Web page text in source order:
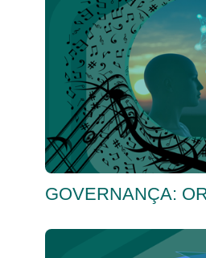
GOVERNANÇA: